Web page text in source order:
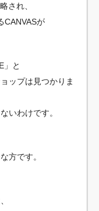
され、
CANVASが
」と
ップは見つかりま
いわけです。
方です。